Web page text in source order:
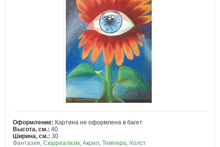
Оформление: Картина не оформлена в багет
Высота, см.: 40
Ширина, см.: 30
Фантазия, Сюрреализм, Акрил, Темпера, Холст